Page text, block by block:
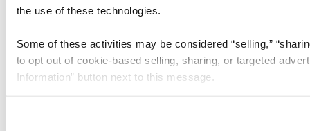
the use of these technologies.
Some of these activities may be considered “selling,”
to opt out of cookie-based selling, sharing, or targeted
Information” button next to this message.